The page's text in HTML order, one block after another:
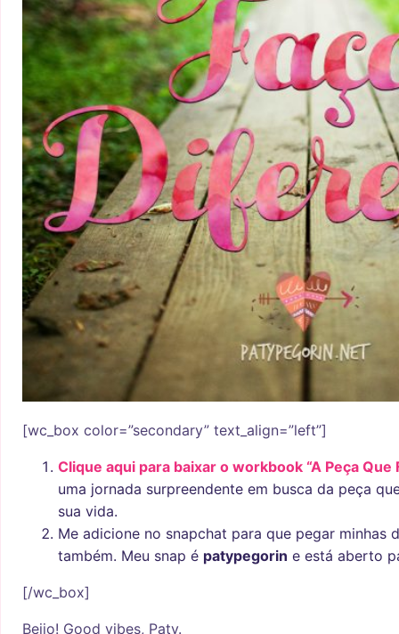
[wc_box color=”secondary” text_align=”left”]
Clique aqui para baixar o workbook “A Peça Que
uma jornada surpreendente em busca da peça
sua vida.
Me adicione no snapchat para que pegar minhas
também. Meu snap é patypegorin e está aberto
[/wc_box]
Beijo! Good vibes, Paty.